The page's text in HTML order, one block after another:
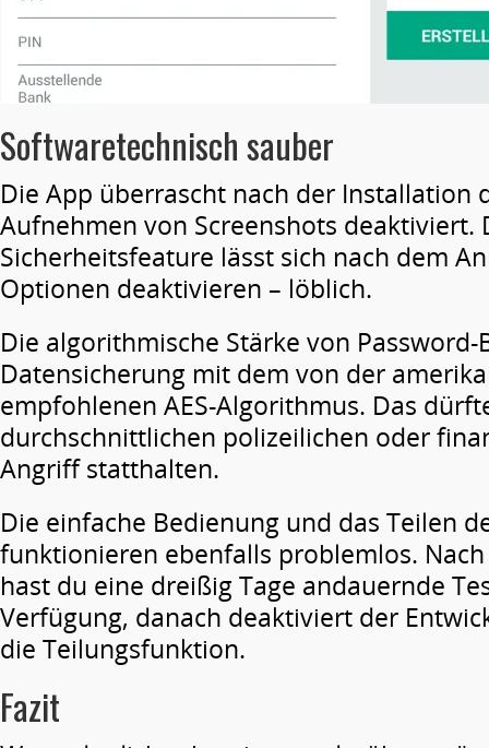
Softwaretechnisch sauber
Die App überrascht nach der Installation
Aufnehmen von Screenshots deaktiviert.
Sicherheitsfeature lässt sich nach dem
Optionen deaktivieren – löblich.
Die algorithmische Stärke von
Datensicherung mit dem von der
empfohlenen AES-Algorithmus. Das
durchschnittlichen polizeilichen oder
Angriff statthalten.
Die einfache Bedienung und das Teilen
funktionieren ebenfalls problemlos.
hast du eine dreißig Tage andauernde
Verfügung, danach deaktiviert der
die Teilungsfunktion.
Fazit